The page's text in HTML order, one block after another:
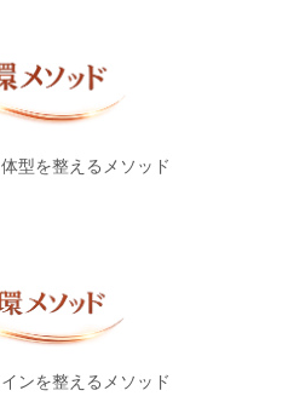
型を整えるメソッド
ンを整えるメソッド